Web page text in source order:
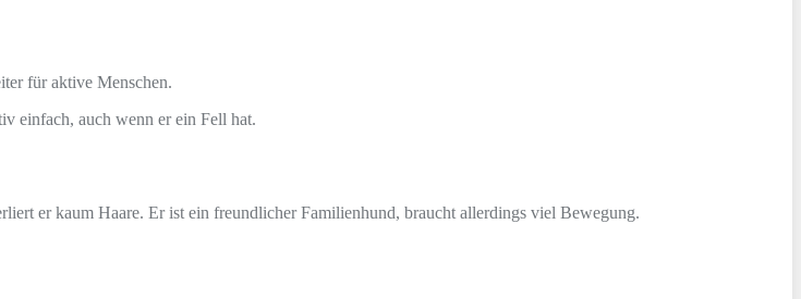
für aktive Menschen.
einfach, auch wenn er ein Fell hat.
er kaum Haare. Er ist ein freundlicher Familienhund, braucht allerdings viel Bewegung.